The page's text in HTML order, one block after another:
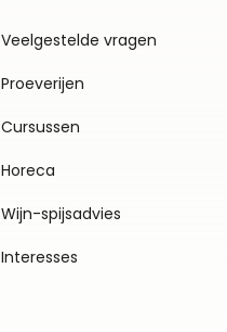
Veelgestelde vragen
Proeverijen
Cursussen
Horeca
Wijn-spijsadvies
Interesses